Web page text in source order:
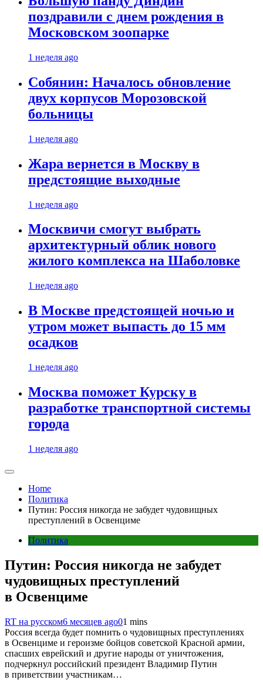
поздравили с днем рождения в
Московском зоопарке
1 неделя ago
Собянин: Началось обновление
двух корпусов Морозовской
больницы
1 неделя ago
Жара вернется в Москву в
предстоящие выходные
1 неделя ago
Москвичи смогут выбрать
архитектурный облик нового
жилого комплекса на Шаболовке
1 неделя ago
В Москве предстоящей ночью и
утром может выпасть до 15 мм
осадков
1 неделя ago
Москва поможет Курску в
разработке транспортной системы
города
1 неделя ago
Home
Политика
Путин: Россия никогда не забудет чудовищных
преступлений в Освенциме
Политика
Путин: Россия никогда не забудет
чудовищных преступлений
в Освенциме
RT на русском6 месяцев ago01 mins
Россия всегда будет помнить о чудовищных преступлениях
в Освенциме и героизме бойцов советской Красной армии,
спасших еврейский и другие народы от уничтожения,
подчеркнул российский президент Владимир Путин
в приветствии участникам…